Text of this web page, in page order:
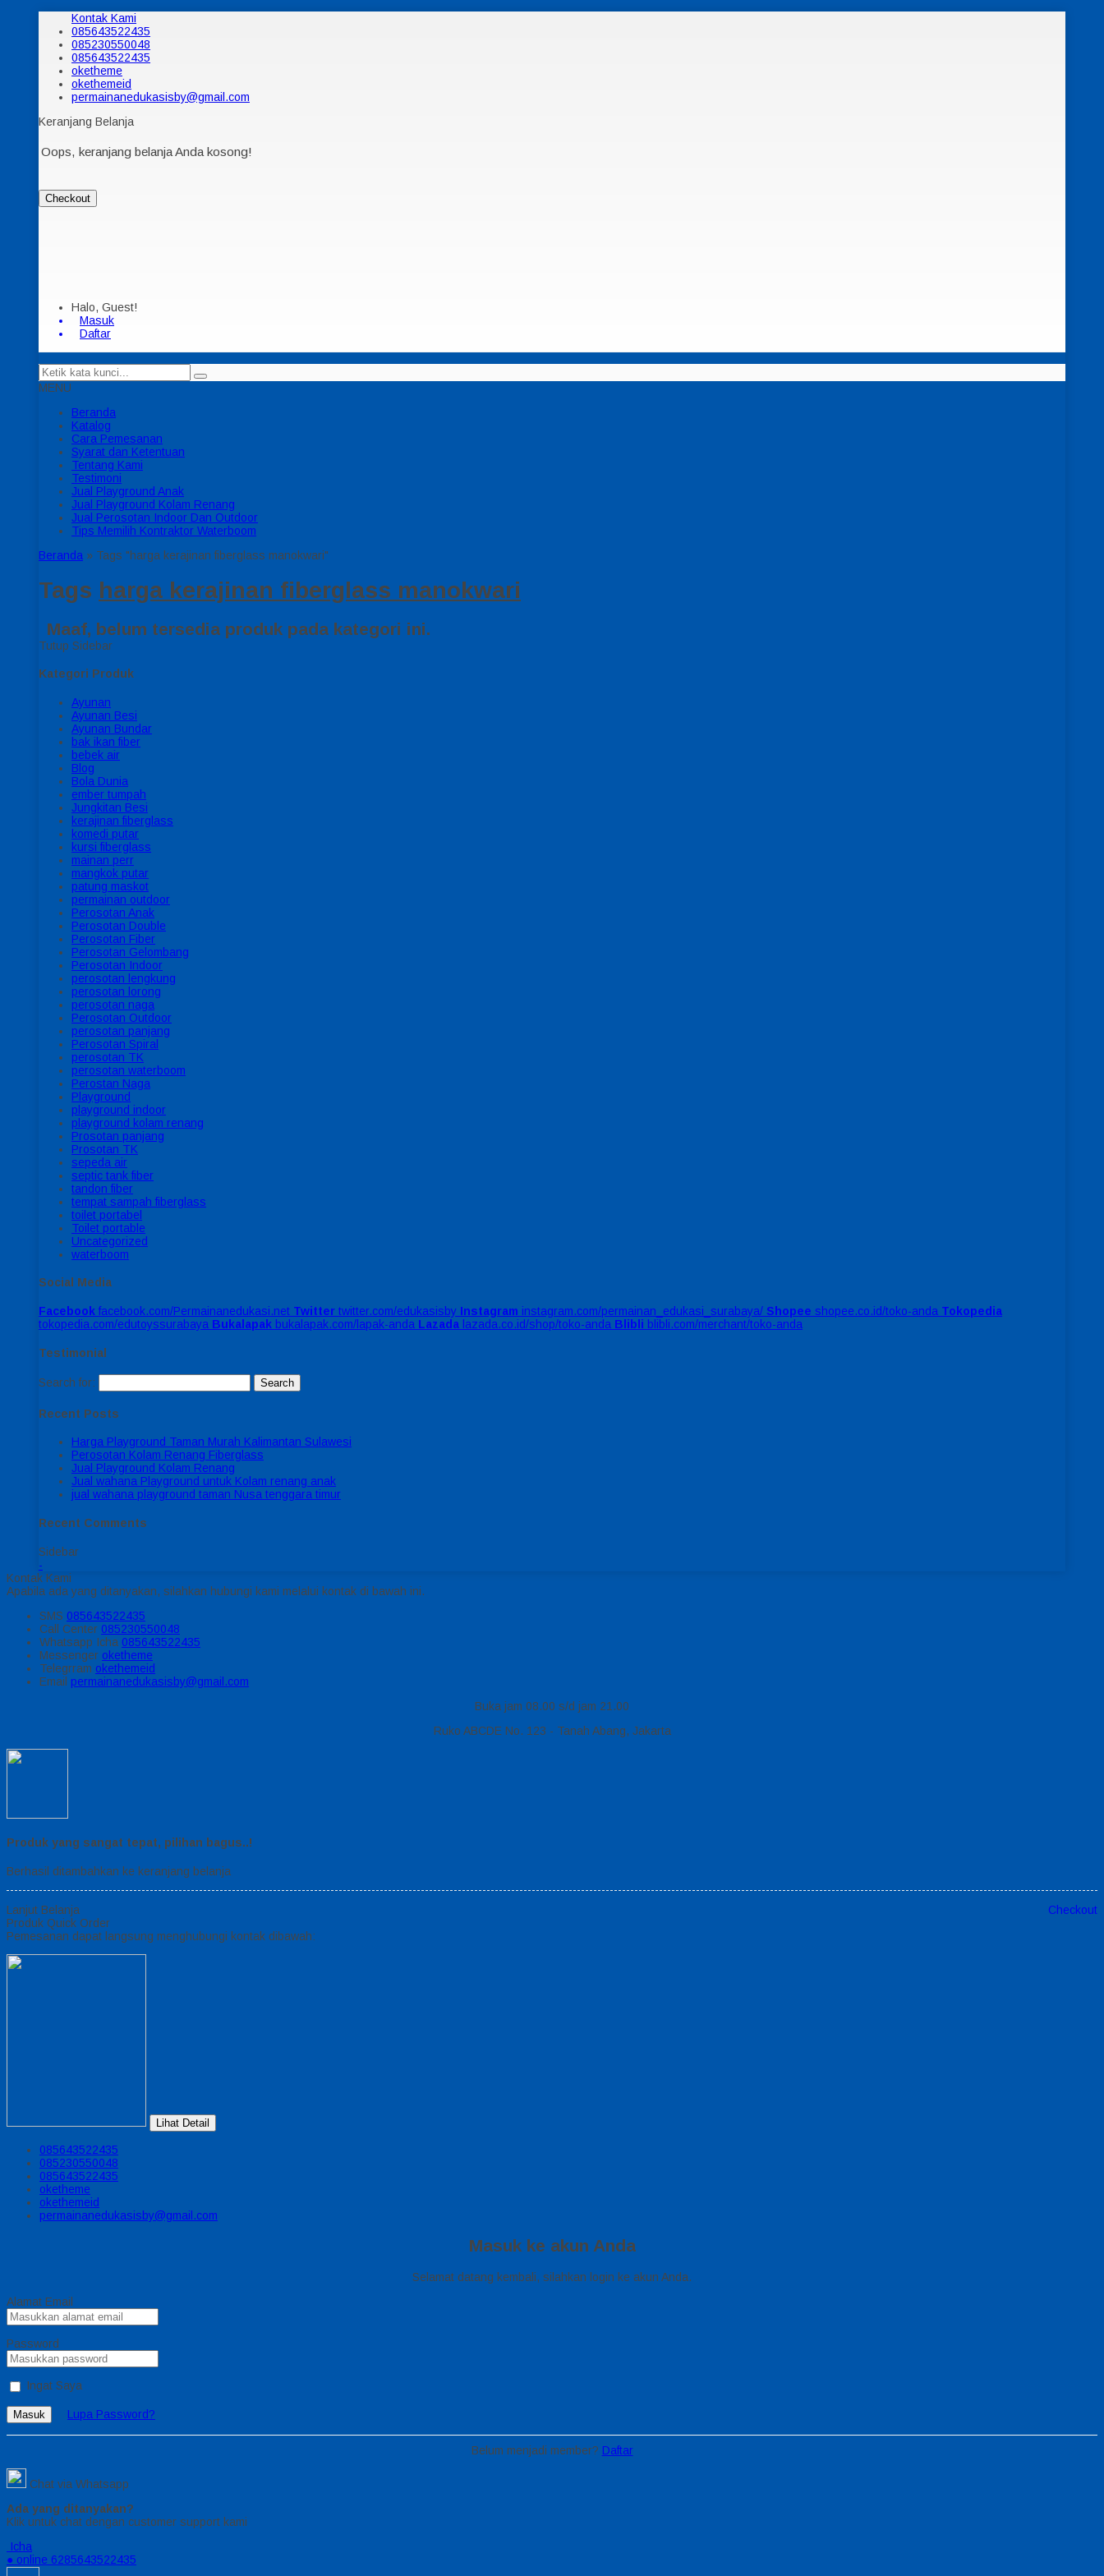
Kontak Kami
085643522435
085230550048
085643522435
oketheme
okethemeid
permainanedukasisby@gmail.com
Keranjang Belanja
Oops, keranjang belanja Anda kosong!
Checkout
Halo, Guest!
Masuk
Daftar
MENU
Beranda
Katalog
Cara Pemesanan
Syarat dan Ketentuan
Tentang Kami
Testimoni
Jual Playground Anak
Jual Playground Kolam Renang
Jual Perosotan Indoor Dan Outdoor
Tips Memilih Kontraktor Waterboom
Beranda » Tags "harga kerajinan fiberglass manokwari"
Tags harga kerajinan fiberglass manokwari
Maaf, belum tersedia produk pada kategori ini.
Tutup Sidebar
Kategori Produk
Ayunan
Ayunan Besi
Ayunan Bundar
bak ikan fiber
bebek air
Blog
Bola Dunia
ember tumpah
Jungkitan Besi
kerajinan fiberglass
komedi putar
kursi fiberglass
mainan perr
mangkok putar
patung maskot
permainan outdoor
Perosotan Anak
Perosotan Double
Perosotan Fiber
Perosotan Gelombang
Perosotan Indoor
perosotan lengkung
perosotan lorong
perosotan naga
Perosotan Outdoor
perosotan panjang
Perosotan Spiral
perosotan TK
perosotan waterboom
Perostan Naga
Playground
playground indoor
playground kolam renang
Prosotan panjang
Prosotan TK
sepeda air
septic tank fiber
tandon fiber
tempat sampah fiberglass
toilet portabel
Toilet portable
Uncategorized
waterboom
Social Media
Facebook facebook.com/Permainanedukasi.net Twitter twitter.com/edukasisby Instagram instagram.com/permainan_edukasi_surabaya/ Shopee shopee.co.id/toko-anda Tokopedia
tokopedia.com/edutoyssurabaya Bukalapak bukalapak.com/lapak-anda Lazada lazada.co.id/shop/toko-anda Blibli blibli.com/merchant/toko-anda
Testimonial
Search for:
Recent Posts
Harga Playground Taman Murah Kalimantan Sulawesi
Perosotan Kolam Renang Fiberglass
Jual Playground Kolam Renang
Jual wahana Playground untuk Kolam renang anak
jual wahana playground taman Nusa tenggara timur
Recent Comments
Sidebar
-
Kontak Kami
Apabila ada yang ditanyakan, silahkan hubungi kami melalui kontak di bawah ini.
SMS 085643522435
Call Center 085230550048
Whatsapp Icha 085643522435
Messenger oketheme
Telegrram okethemeid
Email permainanedukasisby@gmail.com
Buka jam 08.00 s/d jam 21.00
Ruko ABCDE No. 123 - Tanah Abang, Jakarta
Produk yang sangat tepat, pilihan bagus..!
Berhasil ditambahkan ke keranjang belanja
Lanjut Belanja
Checkout
Produk Quick Order
Pemesanan dapat langsung menghubungi kontak dibawah:
Lihat Detail
085643522435
085230550048
085643522435
oketheme
okethemeid
permainanedukasisby@gmail.com
Masuk ke akun Anda
Selamat datang kembali, silahkan login ke akun Anda.
Alamat Email
Password
Ingat Saya
Masuk Lupa Password?
Belum menjadi member? Daftar
Chat via Whatsapp
Ada yang ditanyakan?
Klik untuk chat dengan customer support kami
Icha
● online 6285643522435